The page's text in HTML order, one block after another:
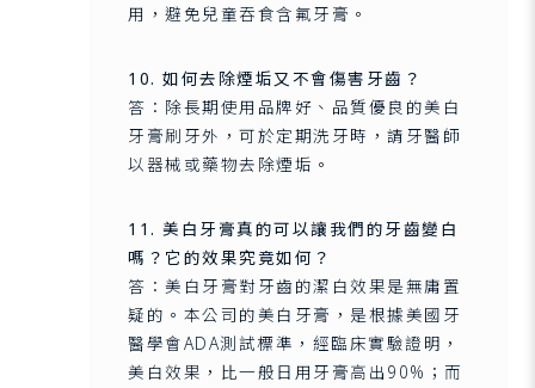
用，避免兒童吞食含氟牙膏。
10. 如何去除煙垢又不會傷害牙齒？
答：除長期使用品牌好、品質優良的美白
牙膏刷牙外，可於定期洗牙時，請牙醫師
以器械或藥物去除煙垢。
11. 美白牙膏真的可以讓我們的牙齒變白
嗎？它的效果究竟如何？
答：美白牙膏對牙齒的潔白效果是無庸置
疑的。本公司的美白牙膏，是根據美國牙
醫學會ADA測試標準，經臨床實驗證明，
美白效果，比一般日用牙膏高出90%；而